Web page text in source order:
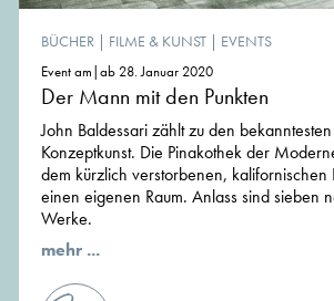
BÜCHER | FILME & KUNST | EVENTS
Event am|ab 28. Januar 2020
Der Mann mit den Punkten
John Baldessari zählt zu den
Konzeptkunst. Die Pinakothek der
dem kürzlich verstorbenen, kalifornischen
einen eigenen Raum. Anlass sind sieben
Werke.
mehr ...